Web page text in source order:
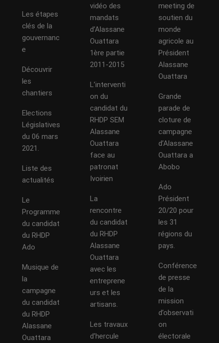
Les étapes
clés de la
gouvernanc
e
Découvrir
les
chantiers
Elections
Législatives
du 06 mars
2021.
Liste des
actualités
Le
Programme
du candidat
du RHDP
Ado
Musique de
la
campagne
du candidat
du RHDP
Alassane
Ouattara
vidéo des
mandats
d’Alassane
Ouattara
1ère partie
2011-2015
L’interventi
on du
candidat du
RHDP SEM
Alassane
Ouattara
face au
patronat
Ivoirien
La
rencontre
du candidat
du RHDP
Alassane
Ouattara
avec les
entreprene
urs et les
artisans.
Les travaux
d’hercule
meeting de
soutien du
monde
agricole au
Président
Alassane
Ouattara
Grande
parade de
cloture de
campagne
d’Alassane
Ouattara a
Abobo
Ado
Président
20/20 pour
les 31
régions du
pays.
Conférence
de presse
de la
mission
d’observati
on
électorale